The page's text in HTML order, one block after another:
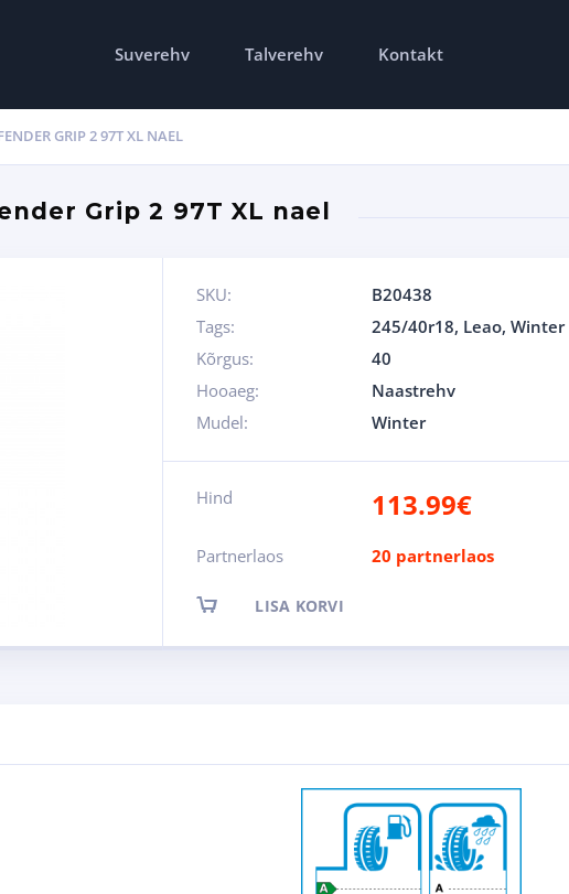
Suverehv Talverehv Kontakt
GRIP 2 97T XL NAEL
Grip 2 97T XL nael
SKU: B20438
Tags:
245/40r18, Leao, Winter
Kõrgus:
40
Hooaeg:
Naastrehv
Mudel:
Winter
Hind 113.99€
Partnerlaos 20 partnerlaos
LISA KORVI